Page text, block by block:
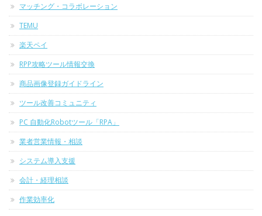
マッチング・コラボレーション
TEMU
楽天ペイ
RPP攻略ツール情報交換
商品画像登録ガイドライン
ツール改善コミュニティ
PC 自動化Robotツール「RPA」
業者営業情報・相談
システム導入支援
会計・経理相談
作業効率化